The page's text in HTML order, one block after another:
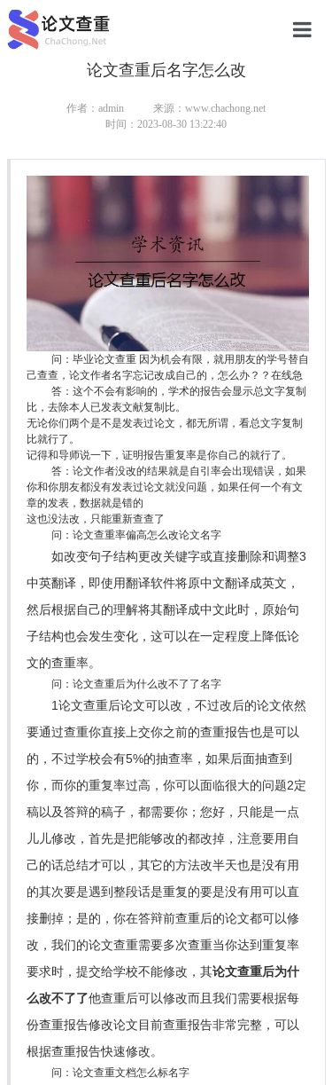
研究生论
论文查重后名字怎么改
作者：admin
来源：www.chachong.net
时间：2023-08-30 13:22:40
问：毕业论文查重 因为机会有限，就用朋友的学号替自
己查查，论文作者名字忘记改成自己的，怎么办？？在线急
答：这个不会有影响的，学术的报告会显示总文字复制
比，去除本人已发表文献复制比。
无论你们两个是不是发表过论文，都无所谓，看总文字复制
比就行了。
记得和导师说一下，证明报告重复率是你自己的就行了。
答：论文作者没改的结果就是自引率会出现错误，如果
你和你朋友都没有发表过论文就没问题，如果任何一个有文
章的发表，数据就是错的
这也没法改，只能重新查查了
问：论文查重率偏高怎么改论文名字
如改变句子结构更改关键字或直接删除和调整3
中英翻译，即使用翻译软件将原中文翻译成英文，
然后根据自己的理解将其翻译成中文此时，原始句
子结构也会发生变化，这可以在一定程度上降低论
文的查重率。
问：论文查重后为什么改不了了名字
1论文查重后论文可以改，不过改后的论文依然
要通过查重你直接上交你之前的查重报告也是可以
的，不过学校会有5%的抽查率，如果后面抽查到
你，而你的重复率过高，你可以面临很大的问题2定
稿以及答辩的稿子，都需要你；您好，只能是一点
儿儿修改，首先是把能够改的都改掉，注意要用自
己的话总结才可以，其它的方法改半天也是没有用
的其次要是遇到整段话是重复的要是没有用可以直
接删掉；是的，你在答辩前查重后的论文都可以修
改，我们的论文查重需要多次查重当你达到重复率
要求时，提交给学校不能修改，其论文查重后为什
么改不了了他查重后可以修改而且我们需要根据每
份查重报告修改论文目前查重报告非常完整，可以
根据查重报告快速修改。
问：论文查重文档怎么标名字